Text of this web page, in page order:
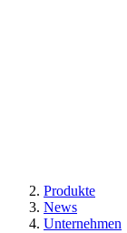
Produkte
News
Unternehmen